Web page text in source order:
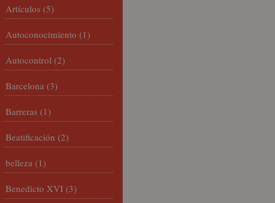
Artículos (5)
Autoconocimiento (1)
Autocontrol (2)
Barcelona (3)
Barreras (1)
Beatificación (2)
belleza (1)
Benedicto XVI (3)